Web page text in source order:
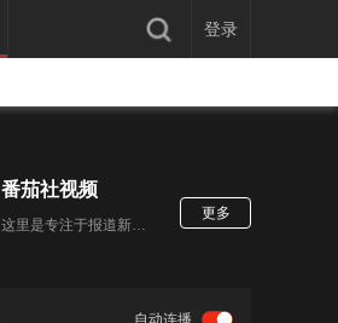
登录
番茄社视频
这里是专注于报道新鲜数码酷玩产品的番茄社，由社长李大飞和副社长钢炮组成。
更多
自动连播